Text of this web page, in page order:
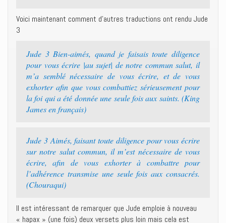
Voici maintenant comment d’autres traductions ont rendu Jude
3
Jude 3 Bien-aimés, quand je faisais toute diligence
pour vous écrire |au sujet| de notre commun salut, il
m’a semblé nécessaire de vous écrire, et de vous
exhorter afin que vous combattiez sérieusement pour
la foi qui a été donnée une seule fois aux saints. (King
James en français)
Jude 3 Aimés, faisant toute diligence pour vous écrire
sur notre salut commun, il m’est nécessaire de vous
écrire, afin de vous exhorter à combattre pour
l’adhérence transmise une seule fois aux consacrés.
(Chouraqui)
Il est intéressant de remarquer que Jude emploie à nouveau
« hapax » (une fois) deux versets plus loin mais cela est